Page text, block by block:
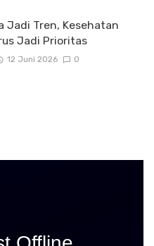
Jadi Tren, Kesehatan
Jadi Prioritas
12 Juni 2026 0